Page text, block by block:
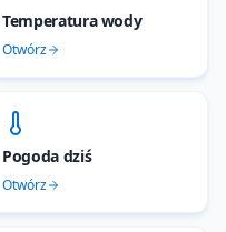
Temperatura wody
Otwórz
Pogoda dziś
Otwórz